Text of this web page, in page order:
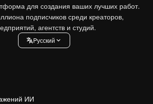
для создания ваших лучших работ.
подписчиков среди креаторов,
агентств и студий.
Pусский
ИИ